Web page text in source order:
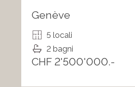
Genève
5 locali
2 bagni
CHF 2'500'000.-